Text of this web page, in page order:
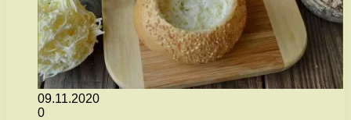
09.11.2020
0